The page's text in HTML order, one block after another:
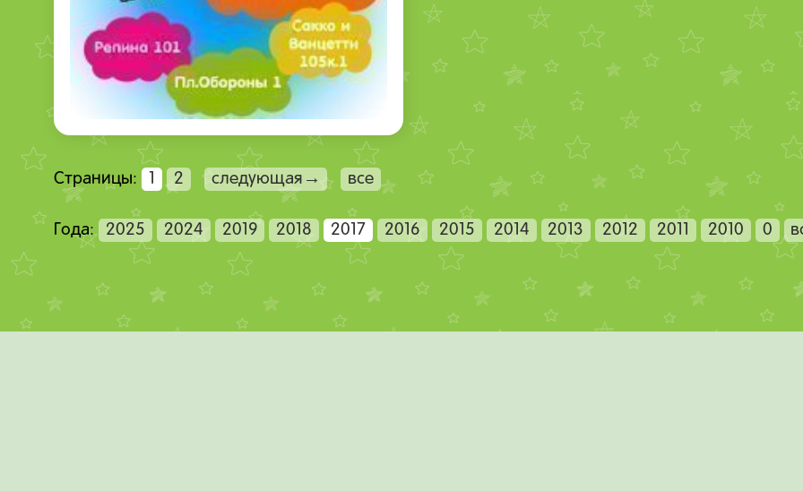
Страницы: 1 2 следующая→ все
Года: 2025 2024 2019 2018 2017 2016 2015 2014 2013 2012 2011 2010 0